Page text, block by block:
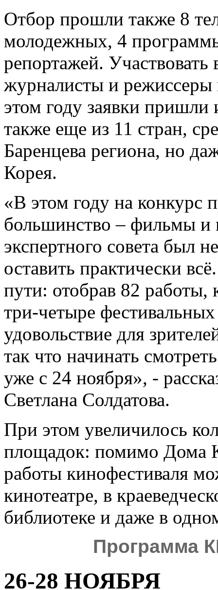
Отбор прошли также 8
молодежных, 4
репортажей. Участвовать
журналисты и режиссеры
этом году заявки пришли
также еще из 11 стран,
Баренцева региона, но
Корея.
«В этом году на конкурс
большинство – фильмы и
экспертного совета был
оставить практически
пути: отобрав 82 работы,
три-четыре
удовольствие для
так что начинать
уже с 24 ноября», -
Светлана Солдатова.
При этом увеличилось
площадок: помимо Дома
работы кинофестиваля
кинотеатре, в
библиотеке и даже в
Программа
26-28 НОЯБРЯ